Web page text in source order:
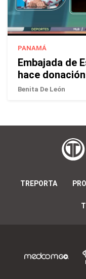
PANAMÁ
Embajada de
hace
Benita De León
TREPORTA